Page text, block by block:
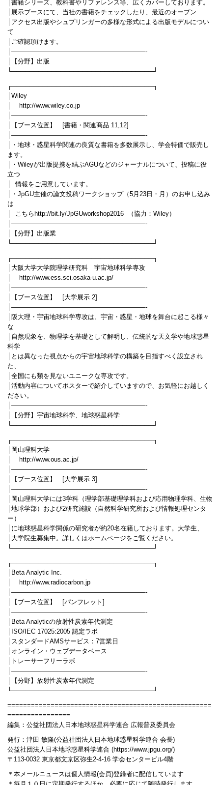
│書籍シリーズ、教科書やリファレンス等、広くカバーしております。
│展示ブースにて、当社の書籍をチェックしたり、最近のオープン
│アクセス出版やシュプリンガーの多様な形式による出版モデルについ
て
│ご確認頂けます。
│—————————————————————-
│【分野】出版
└────────────────────────────────┘
┌────────────────────────────────┐
│Wiley
│ http://www.wiley.co.jp
│—————————————————————-
│【ブース位置】 [書籍・関連商品 11,12]
│—————————————————————-
│・地球・惑星科学関連の良質な書籍を多数展示し、学会特価で販売し
ます。
│・Wileyが出版提携を結ぶAGUなどのジャーナルについて、投稿に役
立つ
│ 情報をご用意しています。
│・JpGU主催の論文投稿ワークショップ（5月23日・月）のお申し込み
は
│ こちらhttp://bit.ly/JpGUworkshop2016 （協力：Wiley）
│—————————————————————-
│【分野】出版業
└────────────────────────────────┘
┌────────────────────────────────┐
│大阪大学大学院理学研究科 宇宙地球科学専攻
│ http://www.ess.sci.osaka-u.ac.jp/
│—————————————————————-
│【ブース位置】 [大学展示 2]
│—————————————————————-
│阪大理・宇宙地球科学専攻は、宇宙・惑星・地球を舞台に起こる様々
な
│自然現象を、物理学を基礎として解明し、伝統的な天文学や地球惑星
科学
│とは異なった視点からの宇宙地球科学の構築を目指すべく設立され
た、
│全国にも類を見ないユニークな専攻です。
│活動内容についてポスターで紹介していますので、お気軽にお越しく
ださい。
│—————————————————————-
│【分野】宇宙地球科学、地球惑星科学
└────────────────────────────────┘
┌────────────────────────────────┐
│岡山理科大学
│ http://www.ous.ac.jp/
│—————————————————————-
│【ブース位置】 [大学展示 3]
│—————————————————————-
│岡山理科大学には3学科（理学部基礎理学科および応用物理学科、生物
│地球学部）および2研究施設（自然科学研究所および情報処理センタ
ー）
│に地球惑星科学関係の研究者が約20名在籍しております。大学生、
│大学院生募集中。詳しくはホームページをご覧ください。
└────────────────────────────────┘
┌────────────────────────────────┐
│Beta Analytic Inc.
│ http://www.radiocarbon.jp
│—————————————————————-
│【ブース位置】 [パンフレット]
│—————————————————————-
│Beta Analyticの放射性炭素年代測定
│ISO/IEC 17025:2005 認定ラボ
│スタンダードAMSサービス：7営業日
│オンライン・ウェブデータベース
│トレーサーフリーラボ
│—————————————————————-
│【分野】放射性炭素年代測定
└────────────────────────────────┘
====================================================
================
編集：公益社団法人日本地球惑星科学連合 広報普及委員会
発行：津田 敏隆(公益社団法人日本地球惑星科学連合 会長)
公益社団法人日本地球惑星科学連合 (https://www.jpgu.org/)
〒113-0032 東京都文京区弥生2-4-16 学会センタービル4階
＊本メールニュースは個人情報(会員)登録者に配信しています